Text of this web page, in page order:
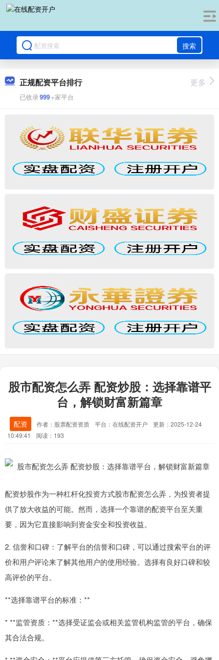
搜索
正规配资平台排行
已收录999+家平台
更多
股市配资怎么弄 配资炒股：选择靠谱平
台，解锁财富新篇章
配资 作者：股票配资资质 平台：在线配资开户
更新：2025-12-24
10:49:41
阅读：193
配资炒股作为一种杠杆化投资方式股市配资怎么弄，为投资者提
供了放大收益的可能。然而，选择一个靠谱的配资平台至关重
要，因为它直接影响到资金安全和投资收益。
2. 信誉和口碑：了解平台的信誉和口碑，可以通过搜索平台的评
价和用户评论来了解其他用户的使用经验。选择有良好口碑和较
高评价的平台。
**选择靠谱平台的标准：**
* **监管资质：**选择受证监会或相关监管机构监管的平台，确保
其合法合规。